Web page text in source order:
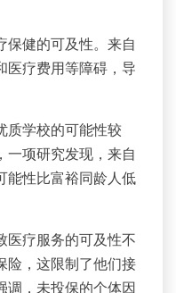
保健的可及性。来自
医疗费用等障碍，导
质学校的可能性较
一项研究发现，来自
能性比富裕同龄人低
医疗服务的可及性不
险，这限制了他们接
调，未投保的个体因